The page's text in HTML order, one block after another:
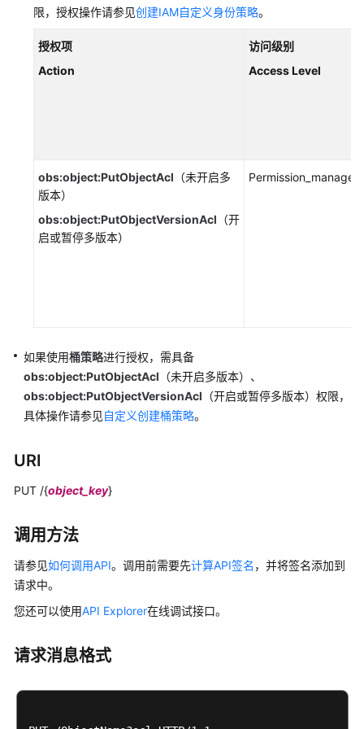
考
用
概
览
如
快
门
对
API
基
操
多
限，授权操作请参见创建IAM自定义身份策略。
授权项
Action
访问级别
Access Level
obs:object:PutObjectAcl （未开启多
版本）
obs:object:PutObjectVersionAcl （开
启或暂停多版本）
如果使用桶策略进行授权， 需具备
obs:object:PutObjectAcl （未开启多版本）、
obs:object:PutObjectVersionAcl （开启或暂停多版本）权限，
具体操作请参见自定义创建桶策略。
URI
PUT /{object_key}
调用方法
请参见如何调用API。调用前需要先计算API签名 ，并将签名添加到
请求中。
您还可以使用API Explorer在线调试接口。
请求消息格式